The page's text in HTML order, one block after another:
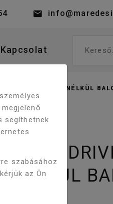
Kapcsolat
170 CSAPTELEP NÉLKÜL
E-
NÉLKÜL
segíthetnek
szabásához
az Ön